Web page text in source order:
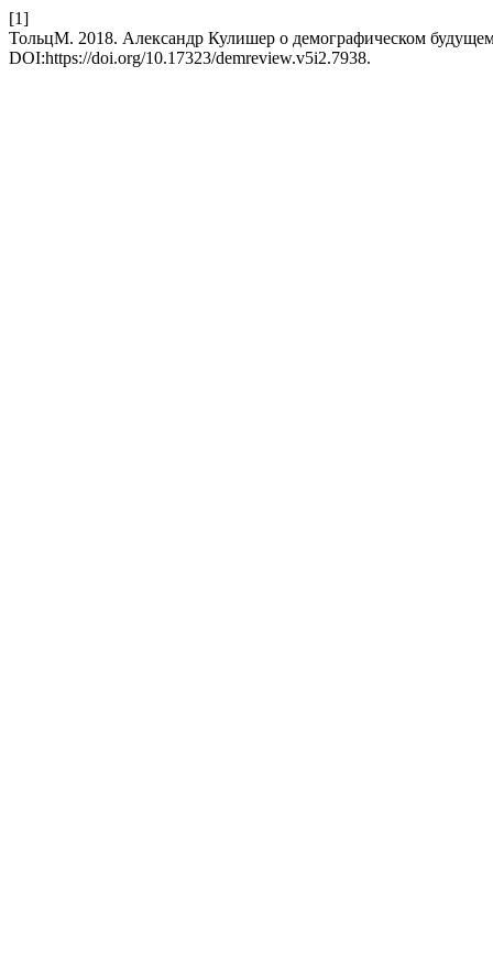
[1]
ТольцМ. 2018. Александр Кулишер о демографическом
DOI:https://doi.org/10.17323/demreview.v5i2.7938.